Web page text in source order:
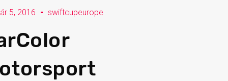
5, 2016 swiftcupeurope